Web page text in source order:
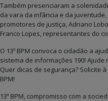
Também presenciaram a
da vara da infância e da
promotores de justiça, Adriano
Franco Lopes, representantes do
O 13º BPM convoca o cidadão a
sistema de informações 190!
Quer dicas de segurança? Solicite
BPM!
13º BPM, compromisso com a